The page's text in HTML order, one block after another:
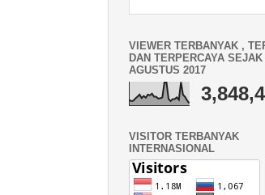
VIEWER TERBANYAK ,
DAN TERPERCAYA SEJAK
AGUSTUS 2017
VISITOR TERBANYAK
INTERNASIONAL